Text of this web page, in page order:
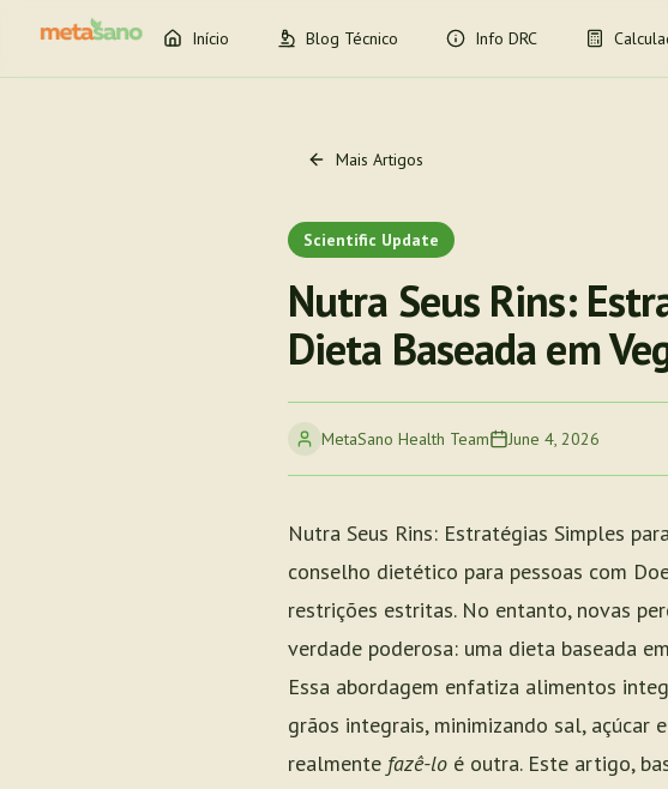
Início Blog Técnico Info DRC
Mais Artigos
Scientific Update
Nutra Seus Rins:
Dieta Baseada em
MetaSano Health Team June 4, 2026
Nutra Seus Rins: Estratégias Simples
conselho dietético para pessoas com
restrições estritas. No entanto, novas
verdade poderosa: uma dieta baseada
Essa abordagem enfatiza alimentos
grãos integrais, minimizando sal, açúcar
realmente fazê-lo é outra. Este artigo,